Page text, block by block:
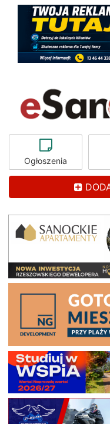
Ogłoszenia